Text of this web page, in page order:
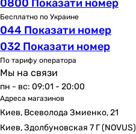
0800 Показати номер
Бесплатно по Украине
044 Показати номер
032 Показати номер
По тарифу оператора
Мы на связи
пн - вс: 09:01 - 20:00
Адреса магазинов
Киев, Всеволода Змиенко, 21
Киев, Здолбуновская 7 Г (NOVUS)